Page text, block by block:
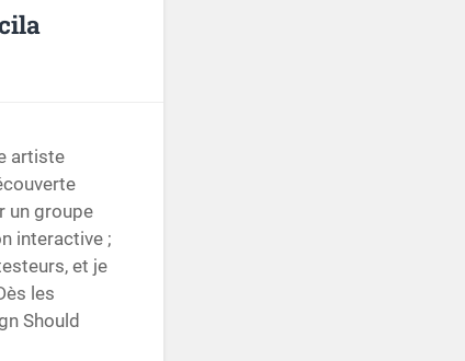
artiste
un groupe
interactive ;
et je
les
Should